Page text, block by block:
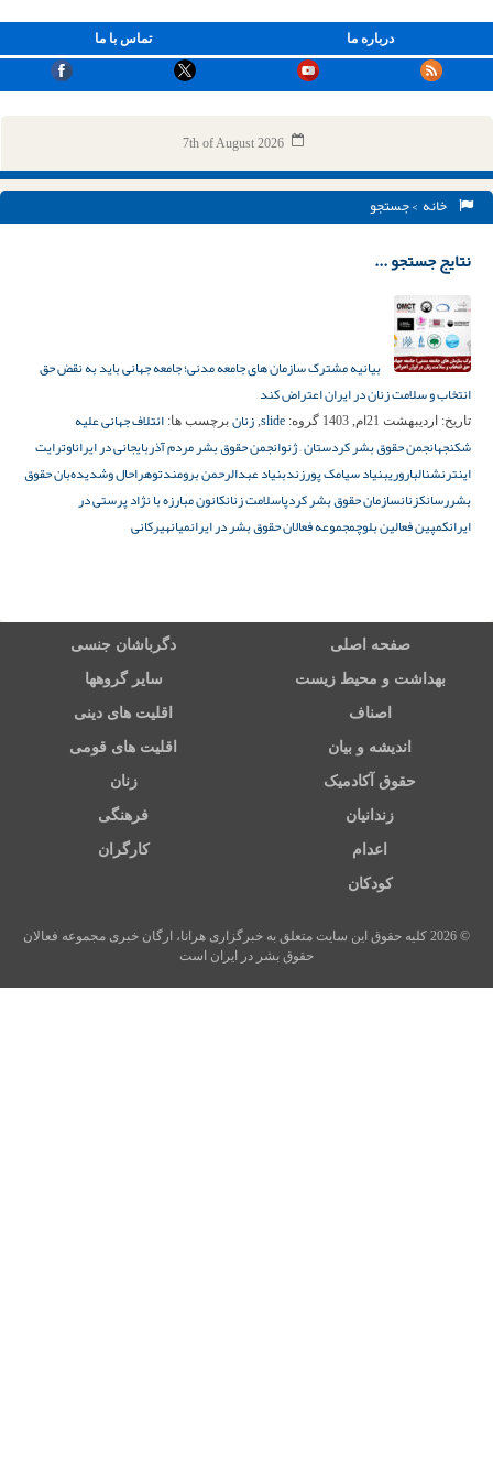
تماس با ما درباره ما
7th of August 2026
خانه > جستجو
نتایج جستجو ...
بیانیه مشترک سازمان های جامعه مدنی؛ جامعه جهانی باید به نقض حق
انتخاب و سلامت زنان در ایران اعتراض کند
تاریخ: اردیبهشت 21ام, 1403 گروه: slide
, زنان برچسب ها: ائتلاف جهانی علیه
شکنجهانجمن حقوق بشر کردستان – ژنوانجمن حقوق بشر مردم آذربایجانی در ایراناوترایت
اینترنشنالباروریبنیاد سیامک پورزندبنیاد عبدالرحمن برومندتوهراحال وشدیده‌بان حقوق
بشررسانکزنانسازمان حقوق بشر کردپاسلامت زنانكانون مبارزه با نژاد پرستى در
ايرانکمپین فعالین بلوچمجموعه فعالان حقوق بشر در ایرانمیانهیرکانی
صفحه اصلی دگرباشان جنسی
بهداشت و محیط زیست سایر گروهها
اصناف اقلیت های دینی
اندیشه و بیان اقلیت های قومی
حقوق آکادمیک زنان
زندانیان فرهنگی
اعدام کارگران
کودکان
© 2026 کلیه حقوق این سایت متعلق به خبرگزاری هرانا، ارگان خبری مجموعه فعالان
حقوق بشر در ایران است